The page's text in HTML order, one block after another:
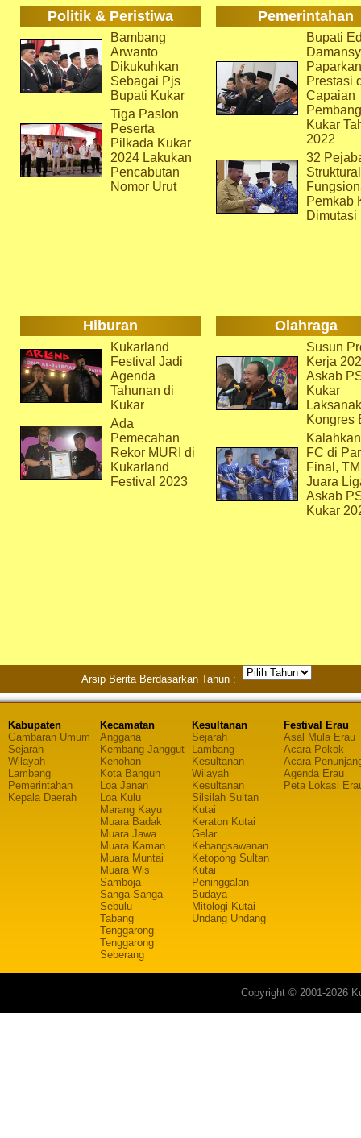
Politik & Peristiwa Pemerintahan
Bambang
Arwanto
Dikukuhkan
Sebagai Pjs
Bupati Kukar
Tiga Paslon
Peserta
Pilkada Kukar
2024 Lakukan
Pencabutan
Nomor Urut
Bupati
Paparkan
Prestasi
Capaian
Kukar
2022
32
Pemkab
Dimutasi
Hiburan Olahraga
Kukarland
Festival Jadi
Agenda
Tahunan di
Kukar
Ada
Pemecahan
Rekor MURI di
Kukarland
Festival 2023
Susun
Kerja
Askab
Kukar
Kongres
FC di
Final,
Juara
Askab
Kukar
Arsip Berita Berdasarkan Tahun :
Kabupaten
Gambaran Umum
Sejarah
Wilayah
Lambang
Pemerintahan
Kepala Daerah
Kecamatan
Anggana
Kembang Janggut
Kenohan
Kota Bangun
Loa Janan
Loa Kulu
Marang Kayu
Muara Badak
Muara Jawa
Muara Kaman
Muara Muntai
Muara Wis
Samboja
Sanga-Sanga
Sebulu
Tabang
Tenggarong
Tenggarong
Seberang
Kesultanan
Sejarah
Lambang
Kesultanan
Wilayah
Kesultanan
Silsilah Sultan
Kutai
Keraton Kutai
Gelar
Kebangsawanan
Ketopong Sultan
Kutai
Peninggalan
Budaya
Mitologi Kutai
Undang Undang
Festival Erau
Asal Mula Erau
Acara Pokok
Acara
Agenda Erau
Peta Lokasi
Copyright © 2001-2026